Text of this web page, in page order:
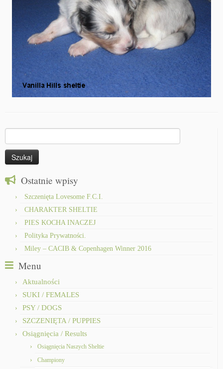
Ostatnie wpisy
Szczenięta Lovesome F.C.I.
CHARAKTER SHELTIE
PIES KOCHA INACZEJ
Polityka Prywatności.
Miley – CACIB & Copenhagen Winner 2016
Menu
Aktualności
SUKI / FEMALES
PSY / DOGS
SZCZENIĘTA / PUPPIES
Osiągnięcia / Results
Osiągnięcia Naszych Sheltie
Championy